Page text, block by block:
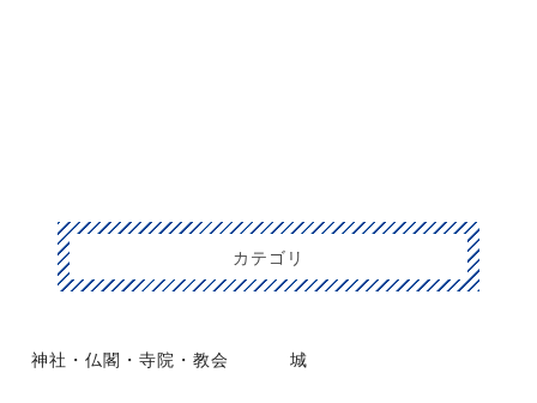
カテゴリ
神社・仏閣・寺院・教会 城